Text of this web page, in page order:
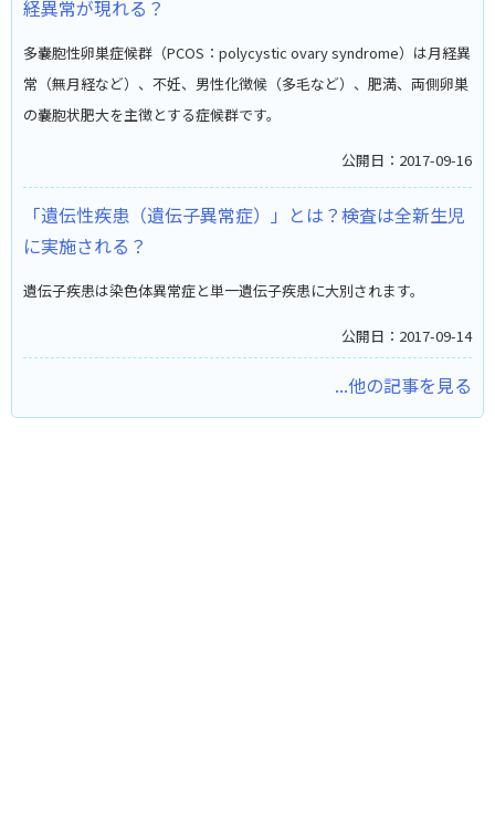
経異常が現れる？
多嚢胞性卵巣症候群（PCOS：polycystic ovary syndrome）は月経異
常（無月経など）、不妊、男性化徴候（多毛など）、肥満、両側卵巣
の嚢胞状肥大を主徴とする症候群です。
公開日：2017-09-16
「遺伝性疾患（遺伝子異常症）」とは？検査は全新生児
に実施される？
遺伝子疾患は染色体異常症と単一遺伝子疾患に大別されます。
公開日：2017-09-14
...他の記事を見る